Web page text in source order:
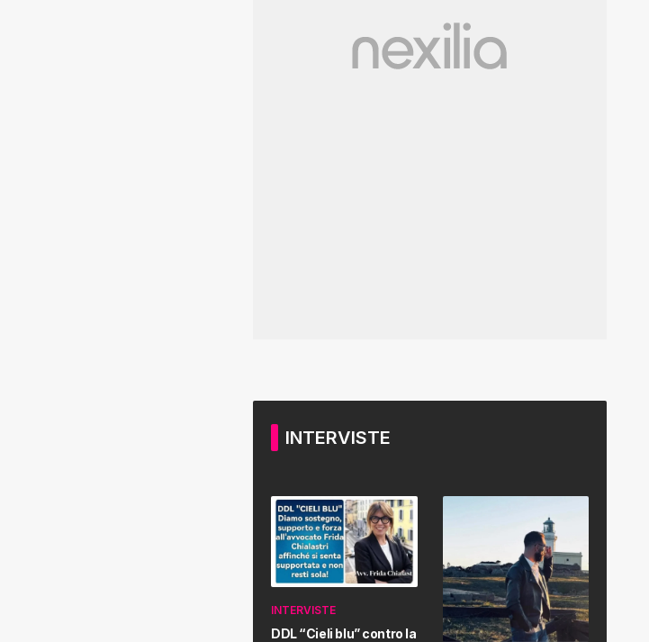
INTERVISTE
INTERVISTE
DDL “Cieli blu” contro la